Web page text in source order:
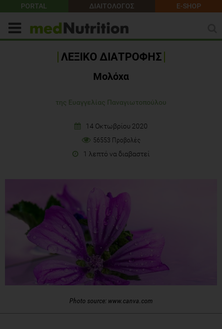
PORTAL ΔΙΑΙΤΟΛΟΓΟΣ E-SHOP
ΛΕΞΙΚΟ ΔΙΑΤΡΟΦΗΣ
Μολόχα
της Ευαγγελίας Παναγιωτοπούλου
14 Οκτωβρίου 2020
56553 Προβολές
1 λεπτό να διαβαστεί
Photo source: www.canva.com